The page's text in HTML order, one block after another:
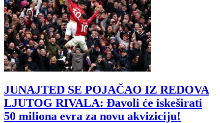
JUNAJTED SE POJAČAO IZ REDOVA
LJUTOG RIVALA: Đavoli će iskeširati
50 miliona evra za novu akviziciju!